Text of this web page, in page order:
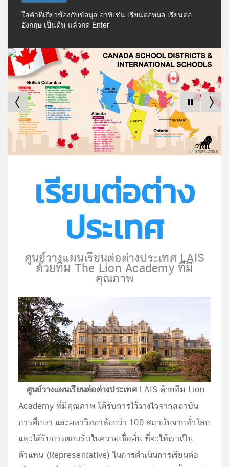
ใส่คำที่เกี่ยวข้องกับข้อมูล อาทิเช่น เรียนต่อหมอ เรียนต่อ
อังกฤษ เป็นต้น แล้วกด Enter
เรียนต่อต่าง
ประเทศ
ศูนย์วางแผนเรียนต่อต่างประเทศ LAIS
ด้วยทีม The Lion Academy ที่มี
คุณภาพ
ศูนย์วางแผนเรียนต่อต่างประเทศLAIS ด้วยทีม Lion
Academy ที่มีคุณภาพ ได้รับการไว้วางใจจากสถาบัน
การศึกษา และมหาวิทยาลัยกว่า 100 สถาบันจากทั่วโลก
และได้รับการตอบรับในความเชื่อมั่น ที่จะให้เราเป็น
ตัวแทน (Representative) ในการดำเนินการเรียนต่อ